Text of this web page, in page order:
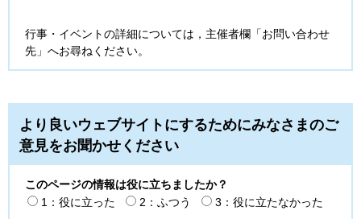
行事・イベントの詳細については，主催者欄「お問い合わせ
先」へお尋ねください。
より良いウェブサイトにするためにみなさまのご
意見をお聞かせください
このページの情報は役に立ちましたか？
1：役に立った
2：ふつう
3：役に立たなかった